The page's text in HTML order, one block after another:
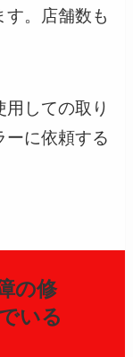
す。店舗数も
用しての取り
ーに依頼する
の修
いる